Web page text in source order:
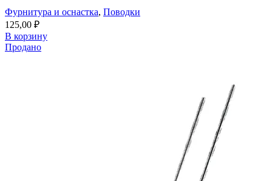
Фурнитура и оснастка, Поводки
125,00 ₽
В корзину
Продано